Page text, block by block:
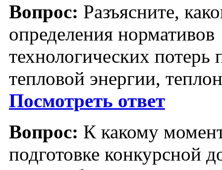
Вопрос: Разъясните,
определения нормативов
технологических потерь
тепловой энергии,
Посмотреть ответ
Вопрос: К какому
подготовке конкурсной